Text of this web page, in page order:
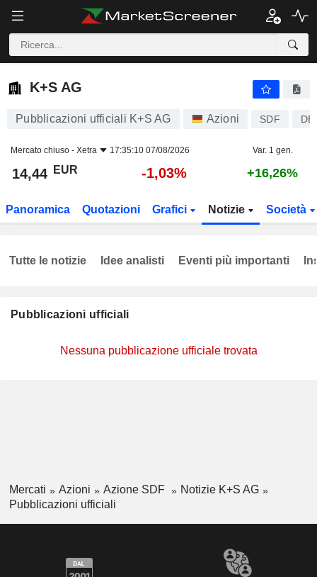
K+S AG
K+S AG
Pubblicazioni ufficiali K+S AG Azioni SDF
Mercato chiuso - Xetra 17:35:10 07/08/2026 Var. 1 gen.
14,44 EUR -1,03% +16,26%
Panoramica Quotazioni Grafici Notizie Società
Pubblicazioni ufficiali
Nessuna pubblicazione ufficiale trovata
Tutte le notizie Idee analisti Eventi più importanti
Mercati Azioni Azione SDF
Notizie K+S AG
Pubblicazioni ufficiali